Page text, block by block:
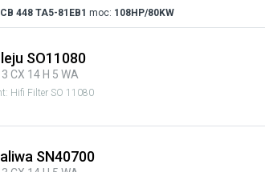
448 TA5-81EB1 moc: 108HP/80KW
SO11080
CX 14 H 5 WA
Hifi Filter SO 11080
SN40700